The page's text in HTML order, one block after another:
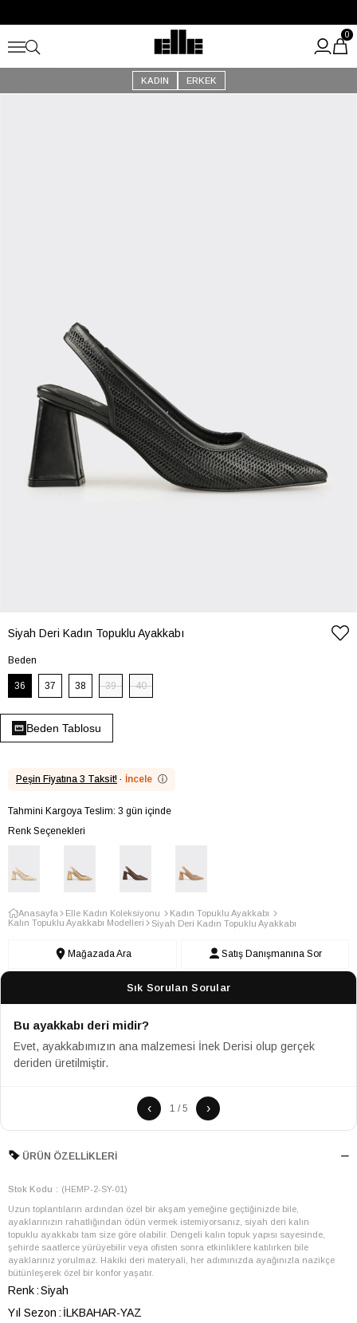
Kargo Ücretsiz!
KADIN ERKEK
0
Siyah Deri Kadın Topuklu Ayakkabı
Beden
36 37 38 39 40
Beden Tablosu
Peşin Fiyatına 3 Taksit! · İncele ⓘ
Tahmini Kargoya Teslim: 3 gün içinde
Renk Seçenekleri
Anasayfa Elle Kadın Koleksiyonu
Kadın Topuklu Ayakkabı
Kalın Topuklu Ayakkabı Modelleri
Siyah Deri Kadın Topuklu Ayakkabı
Mağazada Ara Satış Danışmanına Sor
Sık Sorulan Sorular
Bu ayakkabı deri midir?
Evet, ayakkabımızın ana malzemesi İnek Derisi olup gerçek
deriden üretilmiştir.
‹ 1 / 5 ›
ÜRÜN ÖZELLIKLERI
Stok Kodu (HEMP-2-SY-01)
Uzun toplantıların ardından özel bir akşam yemeğine geçtiğinizde bile,
ayaklarınızın rahatlığından ödün vermek istemiyorsanız, siyah deri kalın
topuklu ayakkabı tam size göre olabilir. Dengeli kalın topuk yapısı sayesinde,
şehirde saatlerce yürüyebilir veya ofisten sonra etkinliklere katılırken bile
ayaklarınız yorulmaz. Hakiki deri materyali, her adımınızda ayağınızla nazikçe
bütünleşerek özel bir konfor yaşatır.
Renk Siyah
Yıl Sezon
İLKBAHAR-YAZ